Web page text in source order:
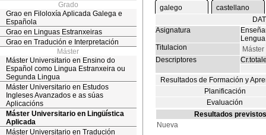
Grado
Grao en Filoloxía Aplicada Galega e
Española
Grao en Linguas Estranxeiras
Grao en Tradución e Interpretación
Máster
Máster Universitario en Ensino do
Español como Lingua Estranxeira ou
Segunda Lingua
Máster Universitario en Estudos
Ingleses Avanzados e as súas
Aplicacións
Máster Universitario en Lingüística
Aplicada
Máster Universitario en Tradución
galego
castellano
Asignatura
Titulacion
Descriptores
Resultados de Formación y
Planificación
Evaluación
Resultados
Nueva